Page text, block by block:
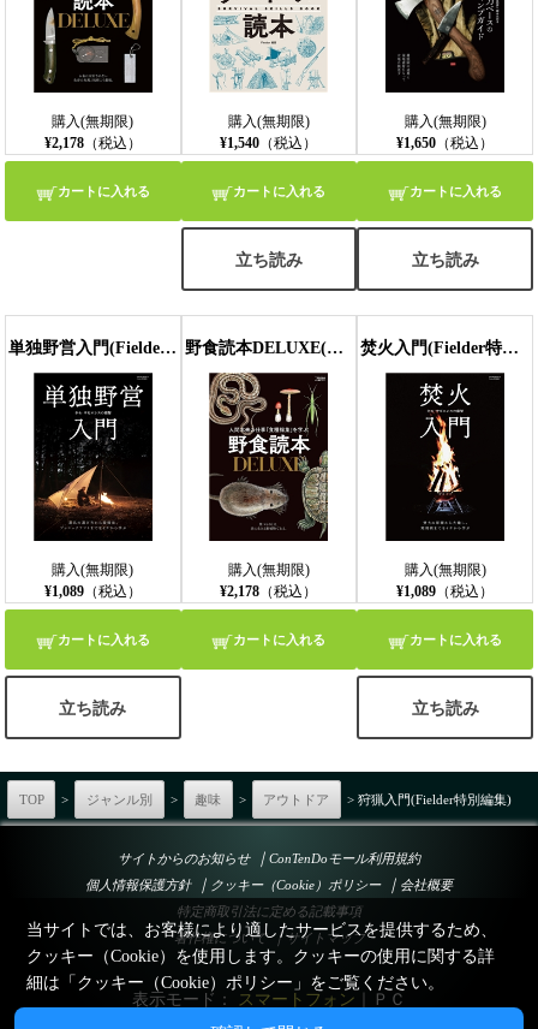
購入(無期限)
¥2,178（税込）
カートに入れる
購入(無期限)
¥1,540 （税込）
カートに入れる
立ち読み
購入(無期限)
¥1,650 （税込）
カートに入れる
立ち読み
単独野営入門(Fielder特別編集)
購入(無期限)
¥1,089（税込）
カートに入れる
立ち読み
野食読本DELUXE(Fielder特別編集)
購入(無期限)
¥2,178 （税込）
カートに入れる
焚火入門(Fielder特別編集)
購入(無期限)
¥1,089 （税込）
カートに入れる
立ち読み
TOP > ジャンル別 > 趣味 > アウトドア > 狩猟入門(Fielder特別編集)
サイトからのお知らせ ｜ ConTenDoモール利用規約
個人情報保護方針
｜ クッキー（Cookie）ポリシー ｜ 会社概要
特定商取引法に定める記載事項
著作権について ｜サイトマップ
表示モード： スマートフォン ＰＣ
当サイトでは、お客様により適したサービスを提供するため、
クッキー（Cookie）を使用します。クッキーの使用に関する詳
細は「クッキー（Cookie）ポリシー 」をご覧ください。